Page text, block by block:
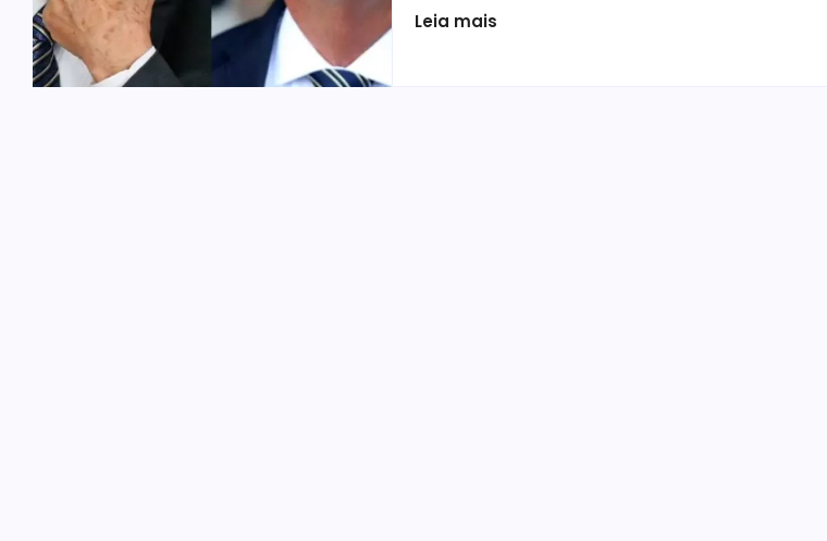
Leia mais